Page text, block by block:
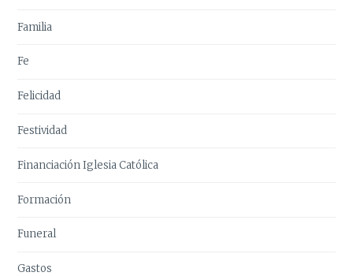
Familia
Fe
Felicidad
Festividad
Financiación Iglesia Católica
Formación
Funeral
Gastos